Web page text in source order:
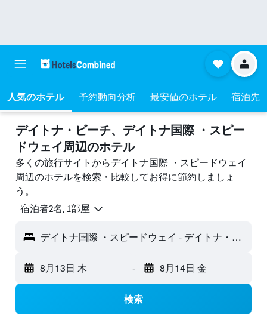
人気のホテル 予約動向分析 最安値のホテル 宿泊先
デイトナ・ビーチ​、デイトナ国際 ・スピー
ドウェイ周辺のホテル
多くの旅行サイトからデイトナ国際 ・スピードウェイ
周辺のホテルを検索・比較してお得に節約しましょ
う。
宿泊者2名, 1​部屋
デイトナ国際 ・スピードウェイ - デイトナ・ビーチ, FL, アメリカ合衆国
8月13日 木 - 8月14日 金
検索